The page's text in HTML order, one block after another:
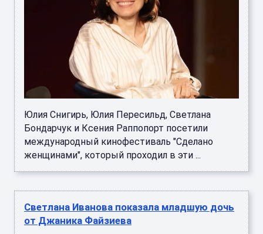
Юлия Снигирь, Юлия Пересильд, Светлана
Бондарчук и Ксения Раппопорт посетили
международный кинофестиваль "Сделано
женщинами", который проходил в эти ...
Светлана Иванова показала младшую дочь
от Джаника Файзиева